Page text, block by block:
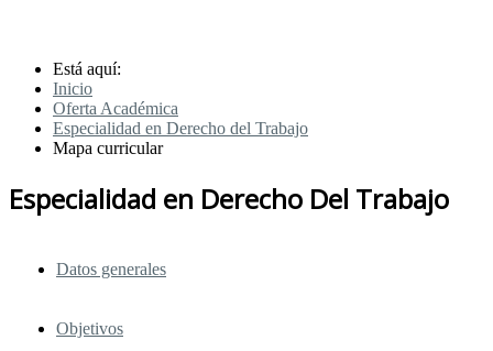
Está aquí:
Inicio
Oferta Académica
Especialidad en Derecho del Trabajo
Mapa curricular
Especialidad en Derecho Del Trabajo
Datos generales
Objetivos